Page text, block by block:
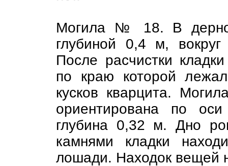
Могила № 18. В
глубиной 0,4 м,
После расчистки
по краю которой
кусков кварцита.
ориентирована по
глубина 0,32 м. Дно
камнями кладки
лошади. Находок вещей